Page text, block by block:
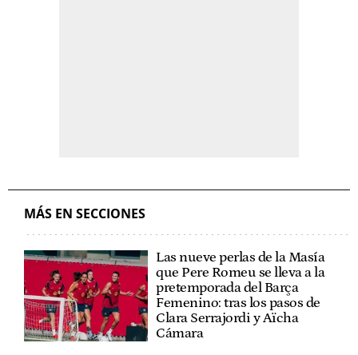
MÁS EN SECCIONES
Las nueve perlas de la Masía
que Pere Romeu se lleva a la
pretemporada del Barça
Femenino: tras los pasos de
Clara Serrajordi y Aïcha
Cámara